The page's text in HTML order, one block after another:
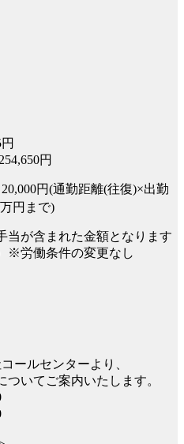
円
円(通勤距離(往復)×出勤
円まで)
当が含まれた金額となります
※労働条件の変更なし
ールセンターより、
いてご案内いたします。